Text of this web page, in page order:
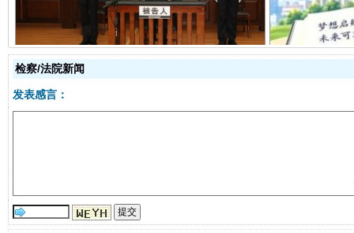
全民健身五年计划来了！等你上场
检察/法院新闻
发表感言：